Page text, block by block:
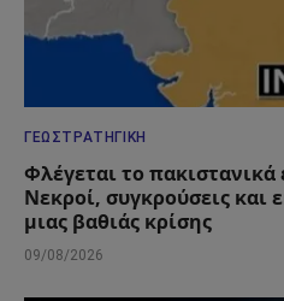
ΓΕΩΣΤΡΑΤΗΓΙΚΉ
Φλέγεται το
Νεκροί, συγκρούσεις και
μιας βαθιάς κρίσης
09/08/2026